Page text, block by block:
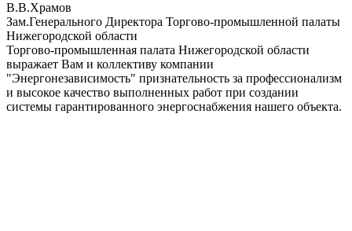
В.В.Храмов
Зам.Генерального Директора Торгово-промышленной палаты
Нижегородской области
Торгово-промышленная палата Нижегородской области
выражает Вам и коллективу компании
"Энергонезависимость" признательность за профессионализм
и высокое качество выполненных работ при создании
системы гарантированного энергоснабжения нашего объекта.